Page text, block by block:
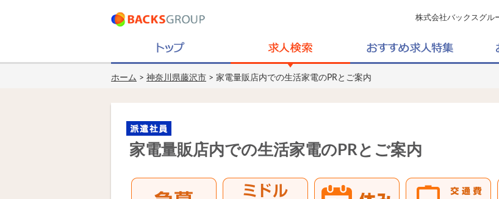
株式会社バックスグ
ホーム > 神奈川県藤沢市 > 家電量販店内での生活家電のPRとご案内
家電量販店内での生活家電のPRとご案内